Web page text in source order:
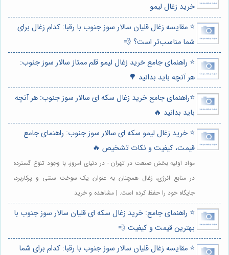
خرید زغال لیمو
⭐️ مقایسه زغال قلیان سالار سوز جنوب با رقبا: کدام زغال برای
شما مناسب‌تر است؟ 💨
⭐️ راهنمای جامع خرید زغال لیمو قلم ممتاز سالار سوز جنوب:
هر آنچه باید بدانید 🌳
⭐️راهنمای جامع خرید زغال سکه ای سالار سوز جنوب: هر آنچه
باید بدانید 🔥
⭐️ خرید زغال لیمو سکه ای سالار سوز جنوب: راهنمای جامع
قیمت، کیفیت و نکات تشخیص 🔥
مواد اولیه بخش صنعت در تهران - در دنیای امروز، با وجود تنوع گسترده
در منابع انرژی، زغال همچنان به عنوان یک سوخت سنتی و پرکاربرد،
جایگاه خود را حفظ کرده است. | مشاهده و خرید
⭐️ راهنمای جامع: خرید زغال سکه ای قلیان سالار سوز جنوب با
بهترین قیمت و کیفیت 💨
⭐️ مقایسه زغال قلیان سالار سوز جنوب با رقبا: کدام برای شما